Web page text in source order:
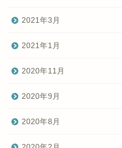
2021年3月
2021年1月
2020年11月
2020年9月
2020年8月